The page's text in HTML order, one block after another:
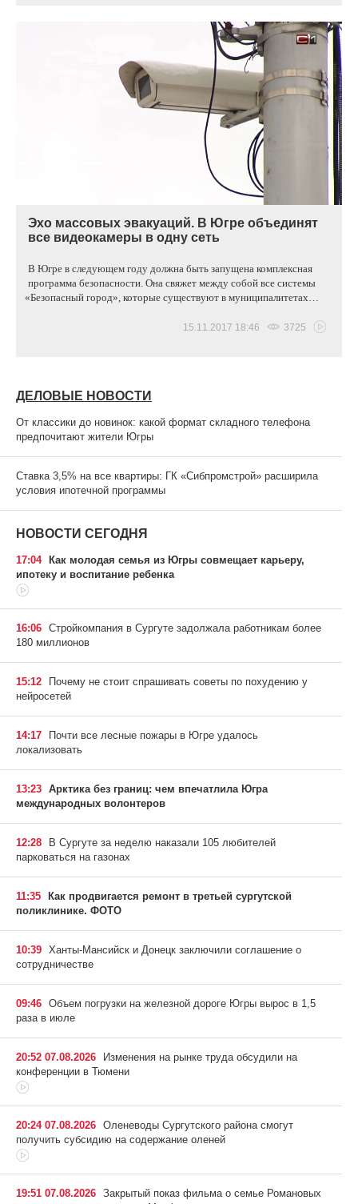
Эхо массовых эвакуаций. В Югре объединят
все видеокамеры в одну сеть
В Югре в следующем году должна быть запущена комплексная
программа безопасности. Она свяжет между собой все системы
«Безопасный город», которые существуют в муниципалитетах…
15.11.2017 18:46 3725
ДЕЛОВЫЕ НОВОСТИ
От классики до новинок: какой формат складного телефона
предпочитают жители Югры
Ставка 3,5% на все квартиры: ГК «Сибпромстрой» расширила
условия ипотечной программы
НОВОСТИ СЕГОДНЯ
17:04
Как молодая семья из Югры совмещает карьеру,
ипотеку и воспитание ребенка
16:06 Стройкомпания в Сургуте задолжала работникам более
180 миллионов
15:12
Почему не стоит спрашивать советы по похудению у
нейросетей
14:17
Почти все лесные пожары в Югре удалось
локализовать
13:23 Арктика без границ: чем впечатлила Югра
международных волонтеров
12:28
В Сургуте за неделю наказали 105 любителей
парковаться на газонах
11:35
Как продвигается ремонт в третьей сургутской
поликлинике. ФОТО
10:39 Ханты-Мансийск и Донецк заключили соглашение о
сотрудничестве
09:46 Объем погрузки на железной дороге Югры вырос в 1,5
раза в июле
20:52 07.08.2026
Изменения на рынке труда обсудили на
конференции в Тюмени
20:24 07.08.2026 Оленеводы Сургутского района смогут
получить субсидию на содержание оленей
19:51 07.08.2026 Закрытый показ фильма о семье Романовых